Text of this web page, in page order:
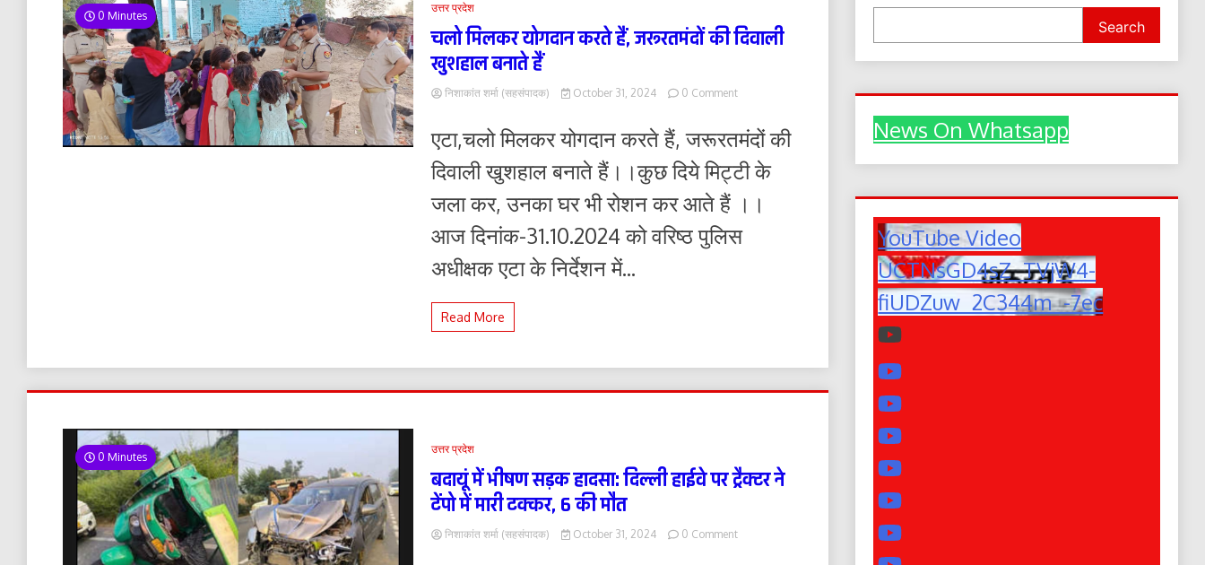
0 Minutes
उत्तर प्रदेश
चलो मिलकर योगदान करते हैं, जरूरतमंदों की दिवाली
खुशहाल बनाते हैं
निशाकांत शर्मा (सहसंपादक) October 31, 2024 0 Commenton
मिलकर
योगदान
हैं,
खुशहाल
एटा,चलो मिलकर योगदान करते हैं, जरूरतमंदों की
दिवाली खुशहाल बनाते हैं।।कुछ दिये मिट्टी के
जला कर, उनका घर भी रोशन कर आते हैं ।।
आज दिनांक-31.10.2024 को वरिष्ठ पुलिस
अधीक्षक एटा के निर्देशन में...
Read More
0 Minutes
उत्तर प्रदेश
बदायूं में भीषण सड़क हादसा: दिल्ली हाईवे पर ट्रैक्टर ने
टेंपो में मारी टक्कर, 6 की मौत
निशाकांत शर्मा (सहसंपादक) October 31, 2024 0 Commenton
Search
News On Whatsapp
YouTube Video
UCTNsGD4sZ_TVjW4-
fiUDZuw_2C344m_-7ec